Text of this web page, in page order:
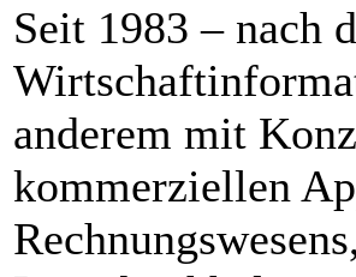
Seit 1983 – nach
anderem mit
kommerziellen